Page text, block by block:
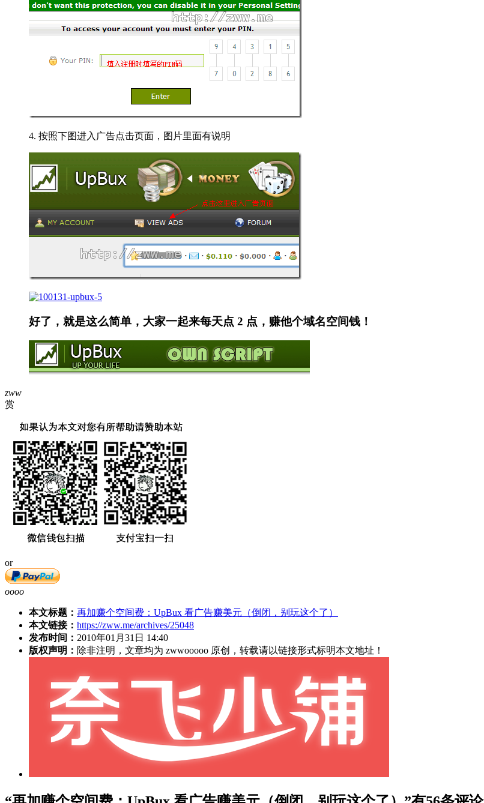
4. 按照下图进入广告点击页面，图片里面有说明
好了，就是这么简单，大家一起来每天点 2 点，赚他个域名空间钱！
zww
赏
or
oooo
本文标题： 再加赚个空间费：UpBux 看广告赚美元（倒闭，别玩这个了）
本文链接： https://zww.me/archives/25048
发布时间： 2010年01月31日 14:40
版权声明： 除非注明，文章均为 zwwooooo 原创，转载请以链接形式标明本文地址！